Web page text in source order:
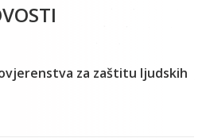
za zaštitu ljudskih